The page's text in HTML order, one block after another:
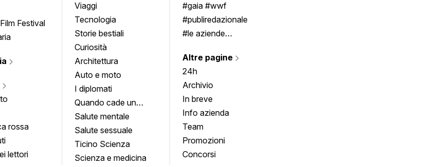
Festival
rossa
lettori
approfondimenti
Viaggi
Tecnologia
Storie bestiali
Curiosità
Architettura
Auto e moto
I diplomati
Quando cade un
quadro
Salute mentale
Salute sessuale
Ticino Scienza
Scienza e medicina
#gaia #wwf
#publiredazionale
#le aziende
Altre pagine
24h
Archivio
In breve
Info azienda
Team
Promozioni
Concorsi